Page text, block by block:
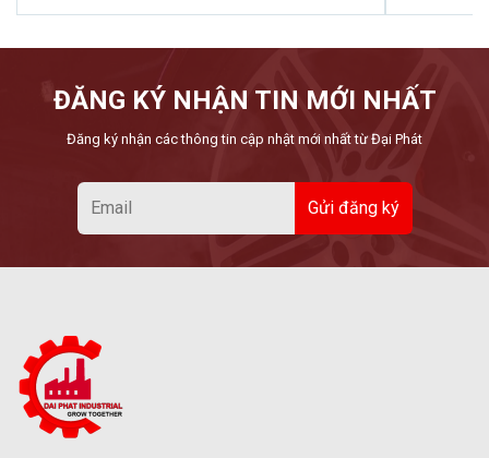
ĐĂNG KÝ NHẬN TIN MỚI NHẤT
Đăng ký nhận các thông tin cập nhật mới nhất từ Đại Phát